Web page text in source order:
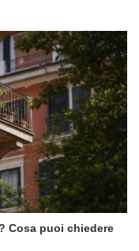
Cosa puoi chiedere